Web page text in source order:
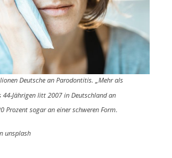
Deutsche an Parodontitis. „Mehr als
44-Jährigen litt 2007 in Deutschland an
Prozent sogar an einer schweren Form.
unsplash